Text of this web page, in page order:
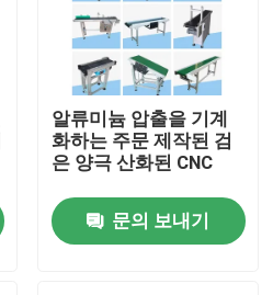
알류미늄 압출을 기계
화하는 주문 제작된 검
은 양극 산화된 CNC
문의 보내기